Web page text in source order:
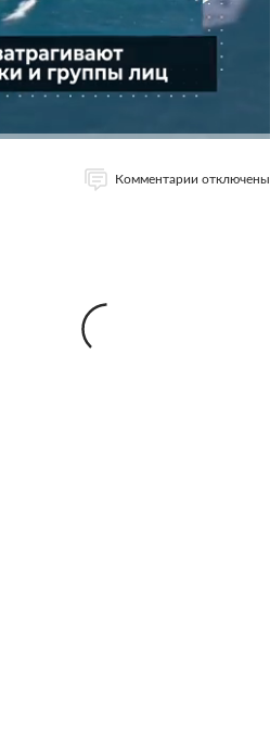
Комментарии отключены